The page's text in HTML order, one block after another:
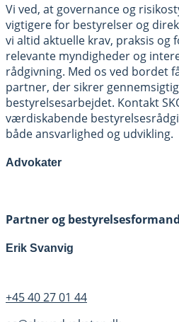
Vi ved, at governance og
vigtigere for bestyrelser og
vi altid aktuelle krav, praksis og
relevante myndigheder og
rådgivning. Med os ved bordet
partner, der sikrer
bestyrelsesarbejdet. Kontakt
værdiskabende
både ansvarlighed og udvikling.
Advokater
Partner og bestyrelsesformand
Erik Svanvig
+45 40 27 01 44